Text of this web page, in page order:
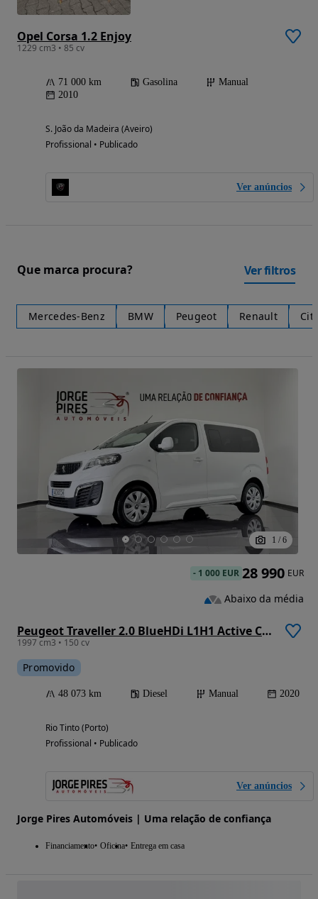
Opel Corsa 1.2 Enjoy
1229 cm3 • 85 cv
71 000 km Gasolina
Manual
2010
S. João da Madeira (Aveiro)
Profissional • Publicado
Ver anúncios
Que marca procura? Ver filtros
Mercedes-Benz BMW Peugeot Renault
1 / 6
Peugeot Traveller 2.0 BlueHDi L1H1 Active Compact
1997 cm3 • 150 cv
Promovido
48 073 km Diesel Manual 2020
Rio Tinto (Porto)
Profissional • Publicado
Ver anúncios
Jorge Pires Automóveis | Uma relação de confiança
Financiamento Oficina Entrega em casa
- 1 000 EUR 28 990 EUR
Abaixo da média